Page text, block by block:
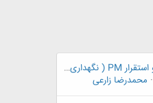
آموزش طراحی و استقرار PM ( نگهداری و تعمیرات پیشگیرانه در واحد های صنعتی)
محمدرضا زارعی